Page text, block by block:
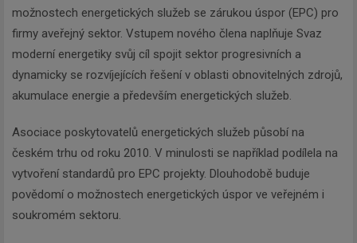
možnostech energetických služeb se zárukou úspor (EPC) pro
firmy aveřejný sektor. Vstupem nového člena naplňuje Svaz
moderní energetiky svůj cíl spojit sektor progresivních a
dynamicky se rozvíjejících řešení v oblasti obnovitelných zdrojů,
akumulace energie a především energetických služeb.
Asociace poskytovatelů energetických služeb působí na
českém trhu od roku 2010. V minulosti se například podílela na
vytvoření standardů pro EPC projekty. Dlouhodobě buduje
povědomí o možnostech energetických úspor ve veřejném i
soukromém sektoru.